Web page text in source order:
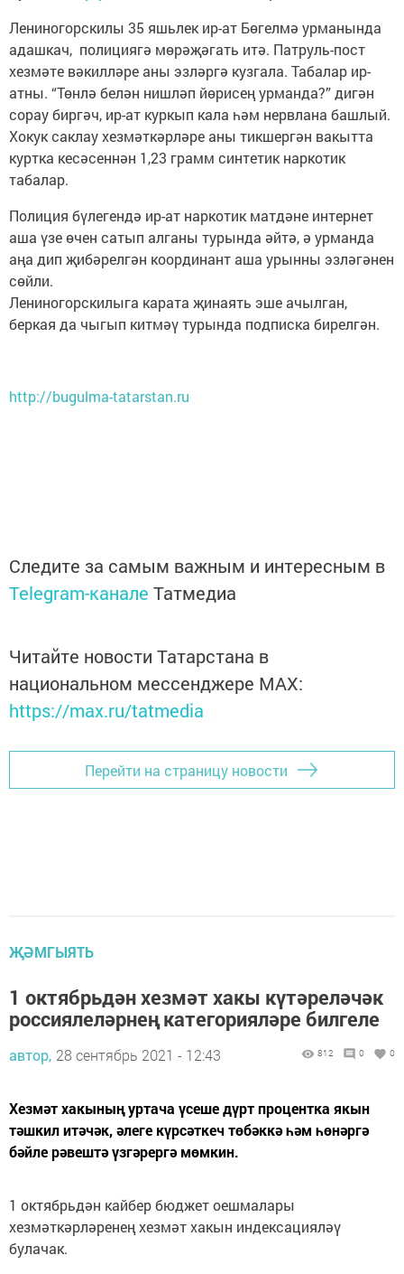
Лениногорскилы 35 яшьлек ир-ат Бөгелмә урманында
адашкач, полициягә мөрәҗәгать итә. Патруль-пост
хезмәте вәкилләре аны эзләргә кузгала. Табалар ир-
атны. “Төнлә белән нишләп йөрисең урманда?” дигән
сорау биргәч, ир-ат куркып кала һәм нервлана башлый.
Хокук саклау хезмәткәрләре аны тикшергән вакытта
куртка кесәсеннән 1,23 грамм синтетик наркотик
табалар.
Полиция бүлегендә ир-ат наркотик матдәне интернет
аша үзе өчен сатып алганы турында әйтә, ә урманда
аңа дип җибәрелгән координант аша урынны эзләгәнен
сөйли.
Лениногорскилыга карата җинаять эше ачылган,
беркая да чыгып китмәү турында подписка бирелгән.
http://bugulma-tatarstan.ru
Следите за самым важным и интересным в
Telegram-канале Татмедиа
Читайте новости Татарстана в
национальном мессенджере MАХ:
https://max.ru/tatmedia
Перейти на страницу новости
ҖӘМГЫЯТЬ
1 октябрьдән хезмәт хакы күтәреләчәк
россиялеләрнең категорияләре билгеле
автор, 28 сентябрь 2021 - 12:43 812 0 0
Хезмәт хакының уртача үсеше дүрт процентка якын
тәшкил итәчәк, әлеге күрсәткеч төбәккә һәм һөнәргә
бәйле рәвештә үзгәрергә мөмкин.
1 октябрьдән кайбер бюджет оешмалары
хезмәткәрләренең хезмәт хакын индексацияләү
булачак.